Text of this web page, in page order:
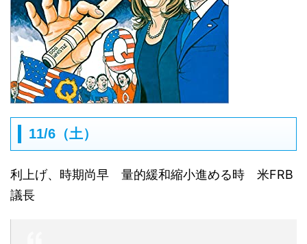
11/6（土）
利上げ、時期尚早 量的緩和縮小進める時 米FRB
議長